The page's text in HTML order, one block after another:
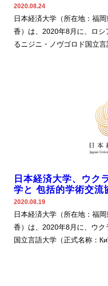
2020.08.24
日本経済大学（所在地：福
香）は、2020年8月に、ロ
るニジニ・ノヴゴロド国立言
日本経済大学、ウク
学と 包括的学術交流
2020.08.19
日本経済大学（所在地：福
香）は、2020年8月に、ウ
国立言語大学（正式名称：